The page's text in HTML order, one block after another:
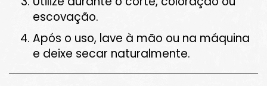
escovação.
Após o uso, lave à mão ou na máquina
e deixe secar naturalmente.